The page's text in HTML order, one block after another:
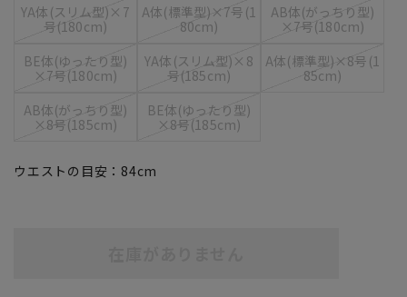
YA体(スリム型)×7
号(180cm)
A体(標準型)×7号(1
80cm)
AB体(がっちり型)
×7号(180cm)
BE体(ゆったり型)
×7号(180cm)
YA体(スリム型)×8
号(185cm)
A体(標準型)×8号(1
85cm)
AB体(がっちり型)
×8号(185cm)
BE体(ゆったり型)
×8号(185cm)
ウエストの目安： 84cm